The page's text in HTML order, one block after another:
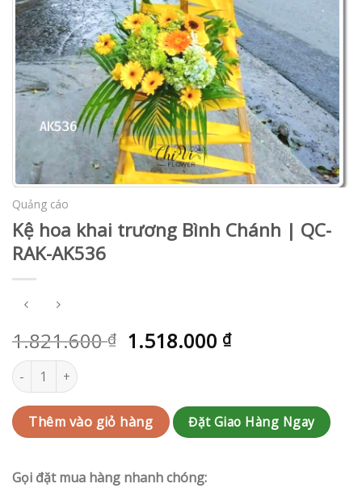
Quảng cáo
Kệ hoa khai trương Bình Chánh | QC-
RAK-AK536
1.821.600₫ 1.518.000 ₫
Kệ hoa khai trương Bình Chánh | QC-RAK-AK536 số lượng
Thêm vào giỏ hàng Đặt Giao Hàng Ngay
Gọi đặt mua hàng nhanh chóng: